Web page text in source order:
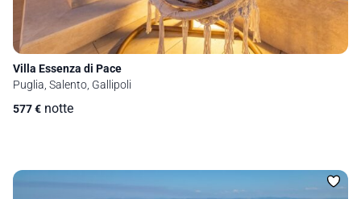
Villa Essenza di Pace
Puglia, Salento, Gallipoli
577€ notte